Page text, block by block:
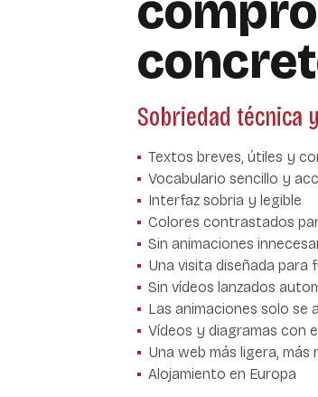
Sobriedad técnica
Textos breves, útiles y
Vocabulario sencillo y
Interfaz sobria y legible
Colores contrastados
Sin animaciones
Una visita diseñada para
Sin vídeos lanzados
Las animaciones solo se
Vídeos y diagramas con
Una web más ligera,
Alojamiento en Europa